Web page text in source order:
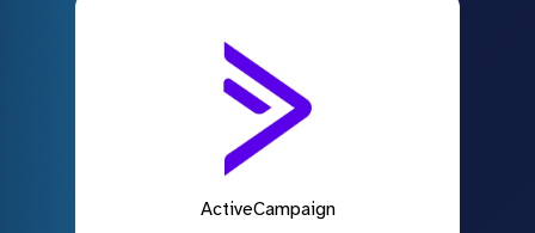
ActiveCampaign